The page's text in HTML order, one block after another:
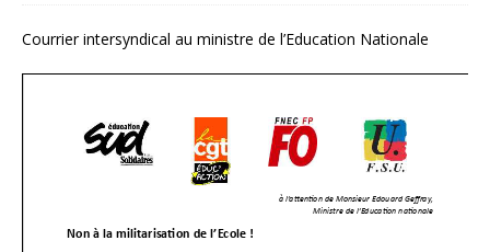
Courrier intersyndical au ministre de l’Education Nationale